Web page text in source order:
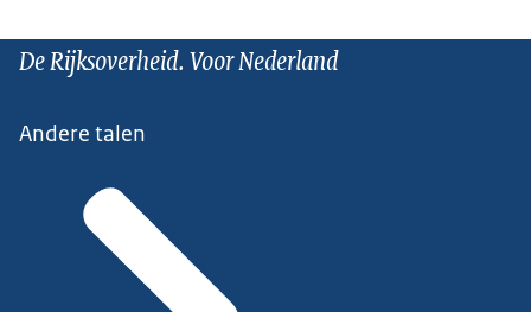
De Rijksoverheid. Voor Nederland
Andere talen